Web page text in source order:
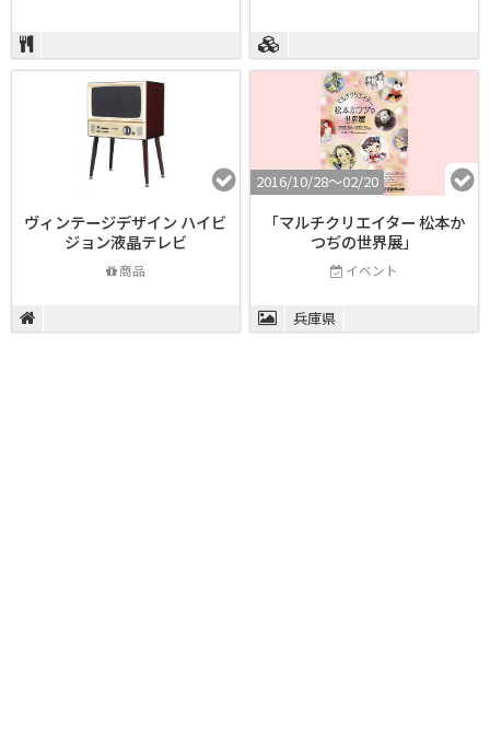
ヴィンテージデザイン ハイビ
ジョン液晶テレビ
商品
2016/10/28〜02/20
「マルチクリエイター 松本か
つぢの世界展」
イベント
兵庫県